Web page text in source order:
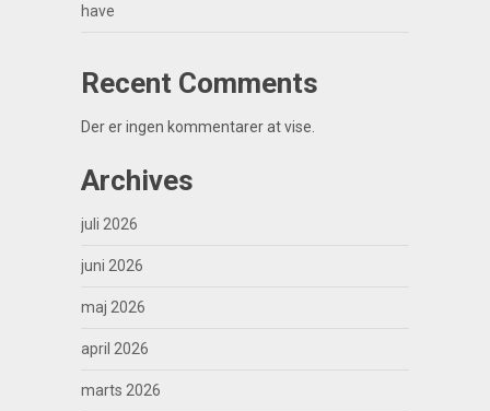
have
Recent Comments
Der er ingen kommentarer at vise.
Archives
juli 2026
juni 2026
maj 2026
april 2026
marts 2026